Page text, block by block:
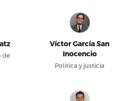
de
Víctor García San
Inocencio
Política y justicia